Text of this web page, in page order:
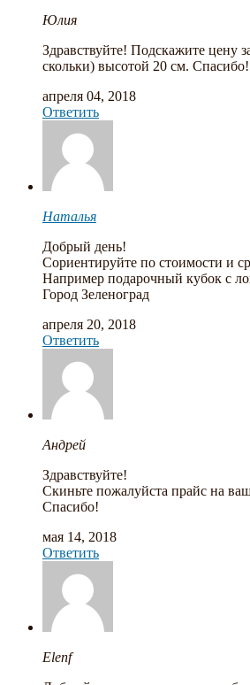
Юлия
Здравствуйте! Подскажите цену
скольки) высотой 20 см. Спасибо!
апреля 04, 2018
Ответить
Наталья
Добрый день!
Сориентируйте по стоимости и
Например подарочный кубок с
Город Зеленоград
апреля 20, 2018
Ответить
Андрей
Здравствуйте!
Скиньте пожалуйста прайс на
Спасибо!
мая 14, 2018
Ответить
Elenf